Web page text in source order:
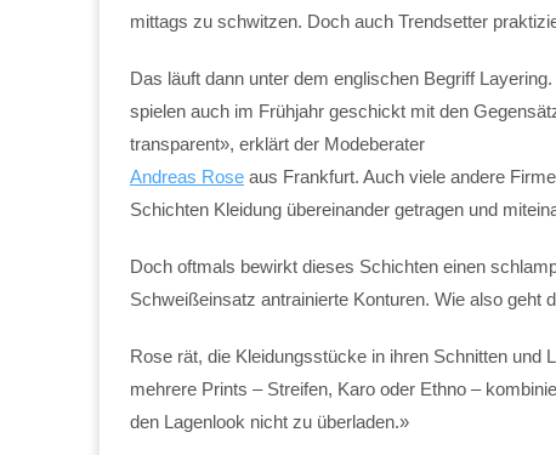
mittags zu schwitzen. Doch auch Trendsetter
Das läuft dann unter dem englischen Begriff
spielen auch im Frühjahr geschickt mit den
transparent», erklärt der Modeberater
Andreas Rose aus Frankfurt. Auch viele andere
Schichten Kleidung übereinander getragen und
Doch oftmals bewirkt dieses Schichten einen
Schweißeinsatz antrainierte Konturen. Wie also geht
Rose rät, die Kleidungsstücke in ihren Schnitten und
mehrere Prints – Streifen, Karo oder Ethno –
den Lagenlook nicht zu überladen.»